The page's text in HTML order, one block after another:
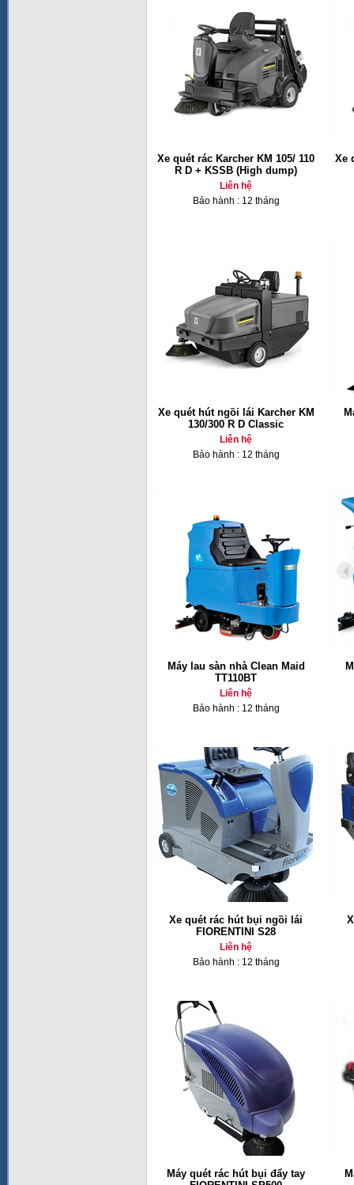
Xe quét rác Karcher KM 105/ 110
R D + KSSB (High dump)
Liên hệ
Bảo hành : 12 tháng
Xe
Xe quét hút ngồi lái Karcher KM
130/300 R D Classic
Liên hệ
Bảo hành : 12 tháng
Máy lau sàn nhà Clean Maid
TT110BT
Liên hệ
Bảo hành : 12 tháng
Xe quét rác hút bụi ngồi lái
FIORENTINI S28
Liên hệ
Bảo hành : 12 tháng
Máy quét rác hút bụi đẩy tay